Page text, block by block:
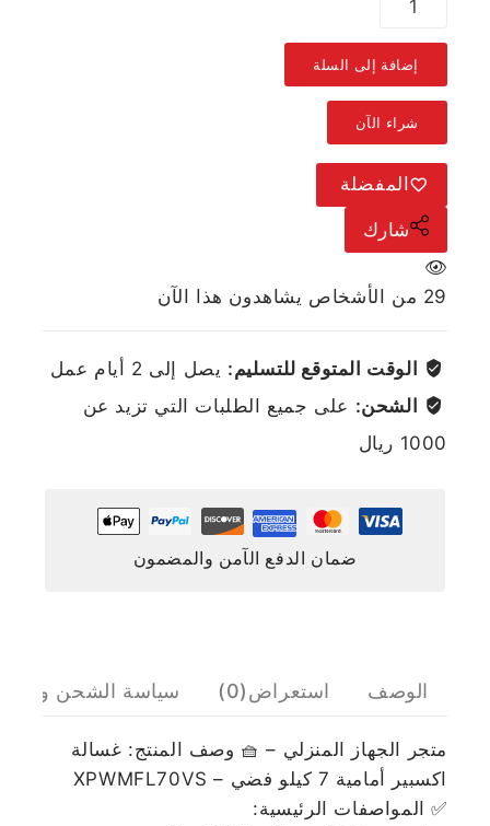
إضافة إلى السلة
شراء الآن
المفضلة
شارك
29 من الأشخاص يشاهدون هذا الآن
الوقت المتوقع للتسليم: يصل إلى 2 أيام عمل
الشحن: على جميع الطلبات التي تزيد عن
1000 ريال
ضمان الدفع الآمن والمضمون
الوصف استعراض(0) سياسة الشحن
متجر الجهاز المنزلي – 🧺 وصف المنتج: غسالة
اكسبير أمامية 7 كيلو فضي – XPWMFL70VS
✅ المواصفات الرئيسية: